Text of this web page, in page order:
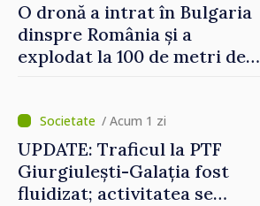
O dronă a intrat în Bulgaria
dinspre România și a
explodat la 100 de metri de
/ Acum 1 zi
UPDATE: Traficul la PTF
Giurgiulești-Galația fost
fluidizat; activitatea se